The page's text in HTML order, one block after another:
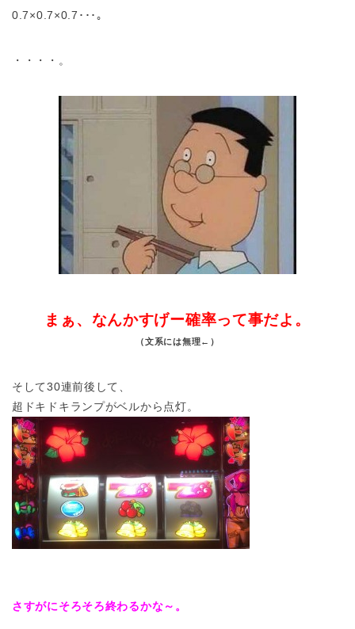
0.7×0.7×0.7･･･。
・・・・。
まぁ、なんかすげー確率って事だよ。
（文系には無理←）
そして30連前後して、
超ドキドキランプがベルから点灯。
さすがにそろそろ終わるかな～。